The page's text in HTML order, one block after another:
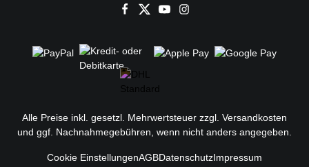
Alle Preise inkl. gesetzl. Mehrwertsteuer zzgl. Versandkosten
und ggf. Nachnahmegebühren, wenn nicht anders angegeben.
Cookie EinstellungenAGBDatenschutzImpressum